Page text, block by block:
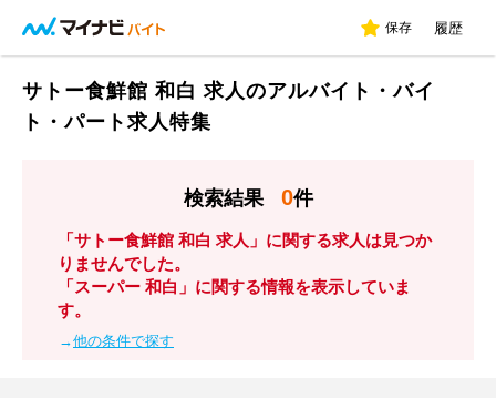
保存 履歴
サトー食鮮館 和白 求人のアルバイト・バイ
ト・パート求人特集
検索結果 0件
「サトー食鮮館 和白 求人」に関する求人は見つか
りませんでした。
「スーパー 和白」に関する情報を表示していま
す。
→他の条件で探す